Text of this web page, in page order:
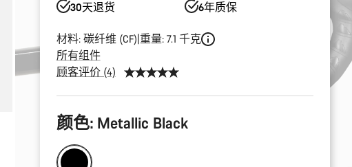
30天退货 6年质保
材料: 碳纤维 (CF) 重量: 7.1 千克
所有组件
顾客评价 (4)
产
品
配
置
颜色: Metallic Black